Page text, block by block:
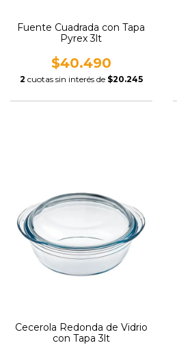
Fuente Cuadrada con Tapa
Pyrex 3lt
$40.490
2 cuotas sin interés de $20.245
Cecerola Redonda de Vidrio
con Tapa 3lt